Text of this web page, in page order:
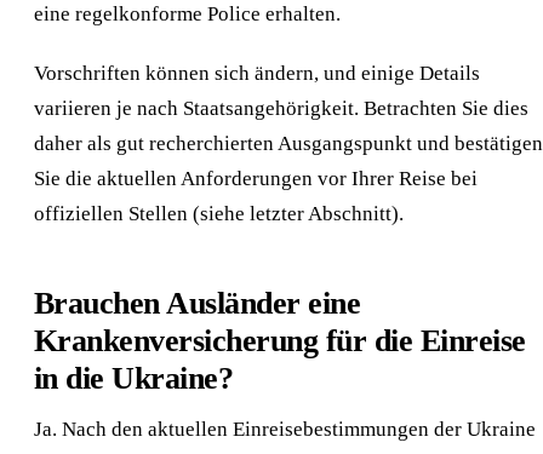
eine regelkonforme Police erhalten.
Vorschriften können sich ändern, und einige Details
variieren je nach Staatsangehörigkeit. Betrachten Sie dies
daher als gut recherchierten Ausgangspunkt und bestätigen
Sie die aktuellen Anforderungen vor Ihrer Reise bei
offiziellen Stellen (siehe letzter Abschnitt).
Brauchen Ausländer eine
Krankenversicherung für die Einreise
in die Ukraine?
Ja. Nach den aktuellen Einreisebestimmungen der Ukraine